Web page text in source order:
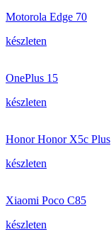
Motorola Edge 70
készleten
OnePlus 15
készleten
Honor Honor X5c Plus
készleten
Xiaomi Poco C85
készleten